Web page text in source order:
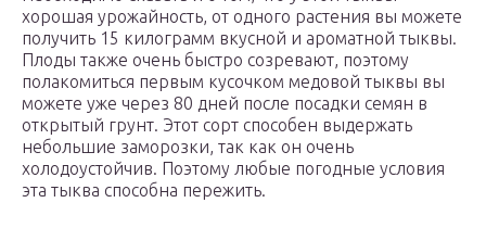
хорошая урожайность, от одного растения вы можете
получить 15 килограмм вкусной и ароматной тыквы.
Плоды также очень быстро созревают, поэтому
полакомиться первым кусочком медовой тыквы вы
можете уже через 80 дней после посадки семян в
открытый грунт. Этот сорт способен выдержать
небольшие заморозки, так как он очень
холодоустойчив. Поэтому любые погодные условия
эта тыква способна пережить.